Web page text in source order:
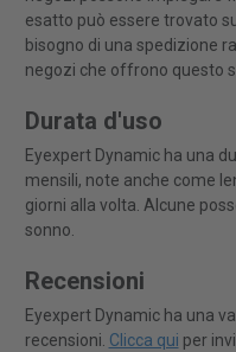
esatto può essere trovato
bisogno di una spedizione
negozi che offrono questo
Durata d'uso
Eyexpert Dynamic ha una
mensili, note anche come
giorni alla volta. Alcune
sonno.
Recensioni
Eyexpert Dynamic ha una
recensioni. Clicca qui per